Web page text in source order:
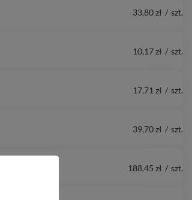
33,80 zł / szt.
10,17 zł / szt.
17,71 zł / szt.
39,70 zł / szt.
188,45 zł / szt.